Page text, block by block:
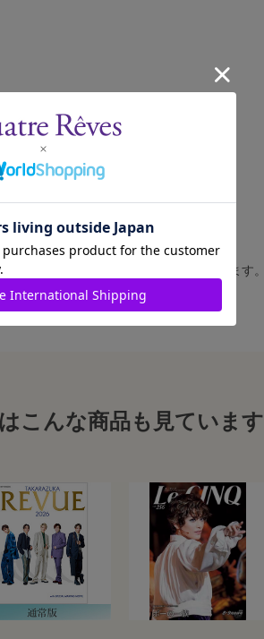
何れかのサイズになります。
記のサイズに統一しております。
ます。
サイズに縮小することは、いたしかねます。
こんな商品も見ています